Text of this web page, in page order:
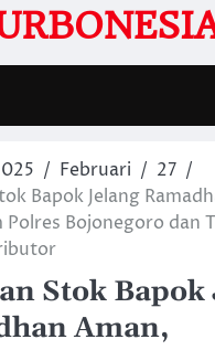
Februari
27
Bapok Jelang
Bojonegoro dan
Stok Bapok
Aman,